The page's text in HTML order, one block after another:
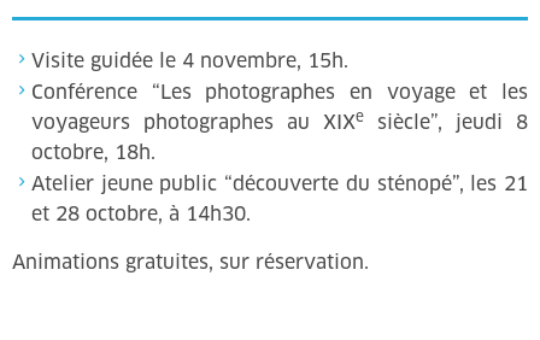
Visite guidée le 4 novembre, 15h.
Conférence “Les photographes en voyage et les
voyageurs photographes au XIXe
siècle”, jeudi 8
octobre, 18h.
Atelier jeune public “découverte du sténopé”, les 21
et 28 octobre, à 14h30.
Animations gratuites, sur réservation.